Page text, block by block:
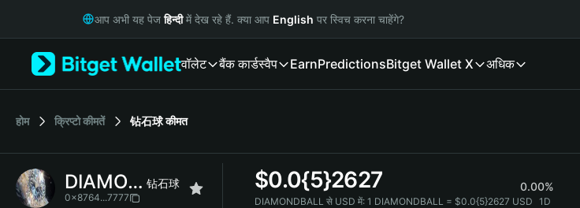
Русский
Italiano
简体中文
繁體中文
आप अभी यह पेजहिन्दीमें देख रहे हैं. क्या आप English पर स्विच करना चाहेंगे?
वॉलेट बैंक कार्डस्वैप EarnPredictionsBitget Wallet X अधिक
होम क्रिप्टो कीमतें 钻石球कीमत
DIAMONDBALL 钻石球
0x8764...7777
$0.0{5}2627 0.00%
DIAMONDBALL से USD में: 1 DIAMONDBALL = $0.0{5}2627 USD 1D